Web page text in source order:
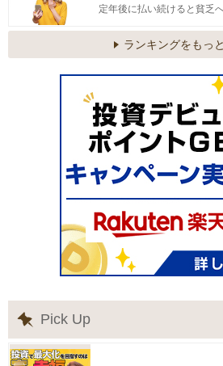
定年後に払い続けると貧乏
ランキングをもっ
Pick Up